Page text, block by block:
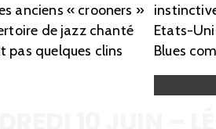
anciens « crooners »
de jazz chanté
pas quelques clins
Etats-
Blues